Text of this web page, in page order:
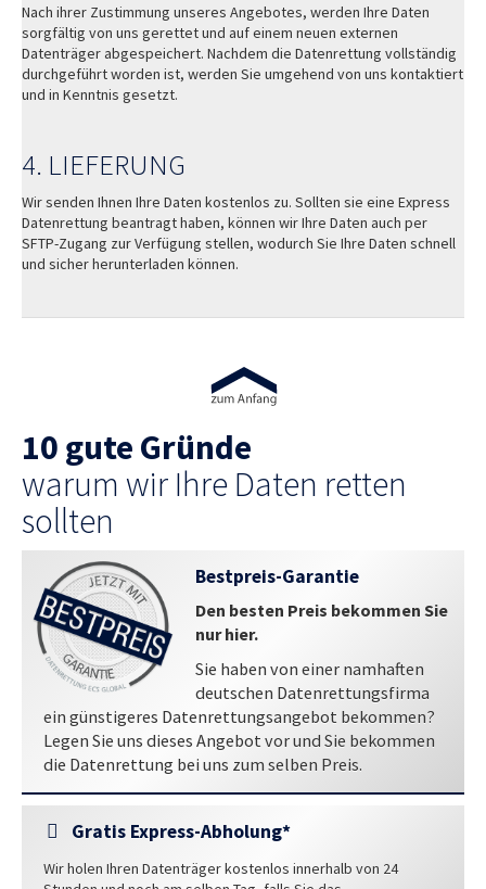
Nach ihrer Zustimmung unseres Angebotes, werden Ihre Daten
sorgfältig von uns gerettet und auf einem neuen externen
Datenträger abgespeichert. Nachdem die Datenrettung vollständig
durchgeführt worden ist, werden Sie umgehend von uns kontaktiert
und in Kenntnis gesetzt.
4. LIEFERUNG
Wir senden Ihnen Ihre Daten kostenlos zu. Sollten sie eine Express
Datenrettung beantragt haben, können wir Ihre Daten auch per
SFTP-Zugang zur Verfügung stellen, wodurch Sie Ihre Daten schnell
und sicher herunterladen können.
10 gute Gründe
warum wir Ihre Daten retten
sollten
Bestpreis-Garantie
Den besten Preis bekommen Sie
nur hier.
Sie haben von einer namhaften
deutschen Datenrettungsfirma
ein günstigeres Datenrettungsangebot bekommen?
Legen Sie uns dieses Angebot vor und Sie bekommen
die Datenrettung bei uns zum selben Preis.
Gratis Express-Abholung*
Wir holen Ihren Datenträger kostenlos innerhalb von 24